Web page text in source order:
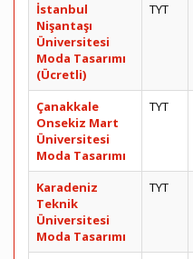
İstanbul
Nişantaşı
Üniversitesi
Moda Tasarımı
(Ücretli)
TYT
Çanakkale
Onsekiz Mart
Üniversitesi
Moda Tasarımı
TYT
Karadeniz
Teknik
Üniversitesi
Moda Tasarımı
TYT